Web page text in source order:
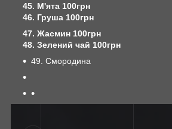
45. М'ята 100грн
46. Груша 100грн
47. Жасмин 100грн
48. Зелений чай 100грн
49. Смородина